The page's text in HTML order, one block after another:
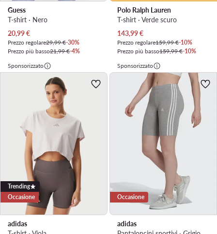
Guess
T-shirt · Nero
Prezzo attuale
20,99€
Prezzo regolare29,99 €-30%
Prezzo più basso21,99 €-4%
Polo Ralph Lauren
T-shirt · Verde scuro
Prezzo attuale
143,99€
Prezzo regolare159,99 €-10%
Prezzo più basso159,99 €-10%
Sponsorizzato
Trending
Occasione
adidas
Sponsorizzato
Occasione
adidas